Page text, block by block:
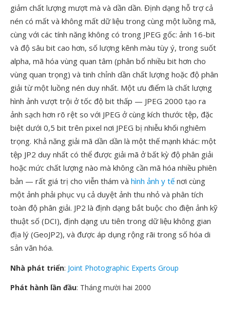
giảm chất lượng mượt mà và dần dần. Định dạng hỗ trợ cả
nén có mất và không mất dữ liệu trong cùng một luồng mã,
cùng với các tính năng không có trong JPEG gốc: ảnh 16-bit
và độ sâu bit cao hơn, số lượng kênh màu tùy ý, trong suốt
alpha, mã hóa vùng quan tâm (phân bổ nhiều bit hơn cho
vùng quan trọng) và tinh chỉnh dần chất lượng hoặc độ phân
giải từ một luồng nén duy nhất. Một ưu điểm là chất lượng
hình ảnh vượt trội ở tốc độ bit thấp — JPEG 2000 tạo ra
ảnh sạch hơn rõ rệt so với JPEG ở cùng kích thước tệp, đặc
biệt dưới 0,5 bit trên pixel nơi JPEG bị nhiễu khối nghiêm
trọng. Khả năng giải mã dần dần là một thế mạnh khác: một
tệp JP2 duy nhất có thể được giải mã ở bất kỳ độ phân giải
hoặc mức chất lượng nào mà không cần mã hóa nhiều phiên
bản — rất giá trị cho viễn thám và hình ảnh y tế nơi cùng
một ảnh phải phục vụ cả duyệt ảnh thu nhỏ và phân tích
toàn độ phân giải. JP2 là định dạng bắt buộc cho điện ảnh kỹ
thuật số (DCI), định dạng ưu tiên trong dữ liệu không gian
địa lý (GeoJP2), và được áp dụng rộng rãi trong số hóa di
sản văn hóa.
Nhà phát triển: Joint Photographic Experts Group
Phát hành lần đầu: Tháng mười hai 2000